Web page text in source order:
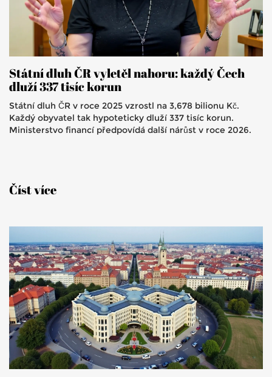
Státní dluh ČR vyletěl nahoru: každý Čech
dluží 337 tisíc korun
Státní dluh ČR v roce 2025 vzrostl na 3,678 bilionu Kč.
Každý obyvatel tak hypoteticky dluží 337 tisíc korun.
Ministerstvo financí předpovídá další nárůst v roce 2026.
Číst více